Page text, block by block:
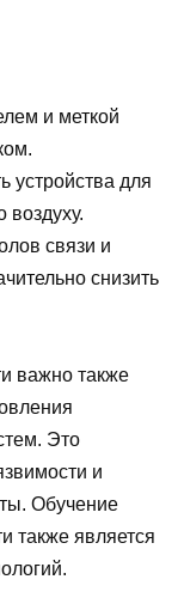
и меткой
устройства для
связи и
снизить
важно также
Это
и
Обучение
также является